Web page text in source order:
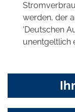
werden, der
'Deutschen
unentgeltlich